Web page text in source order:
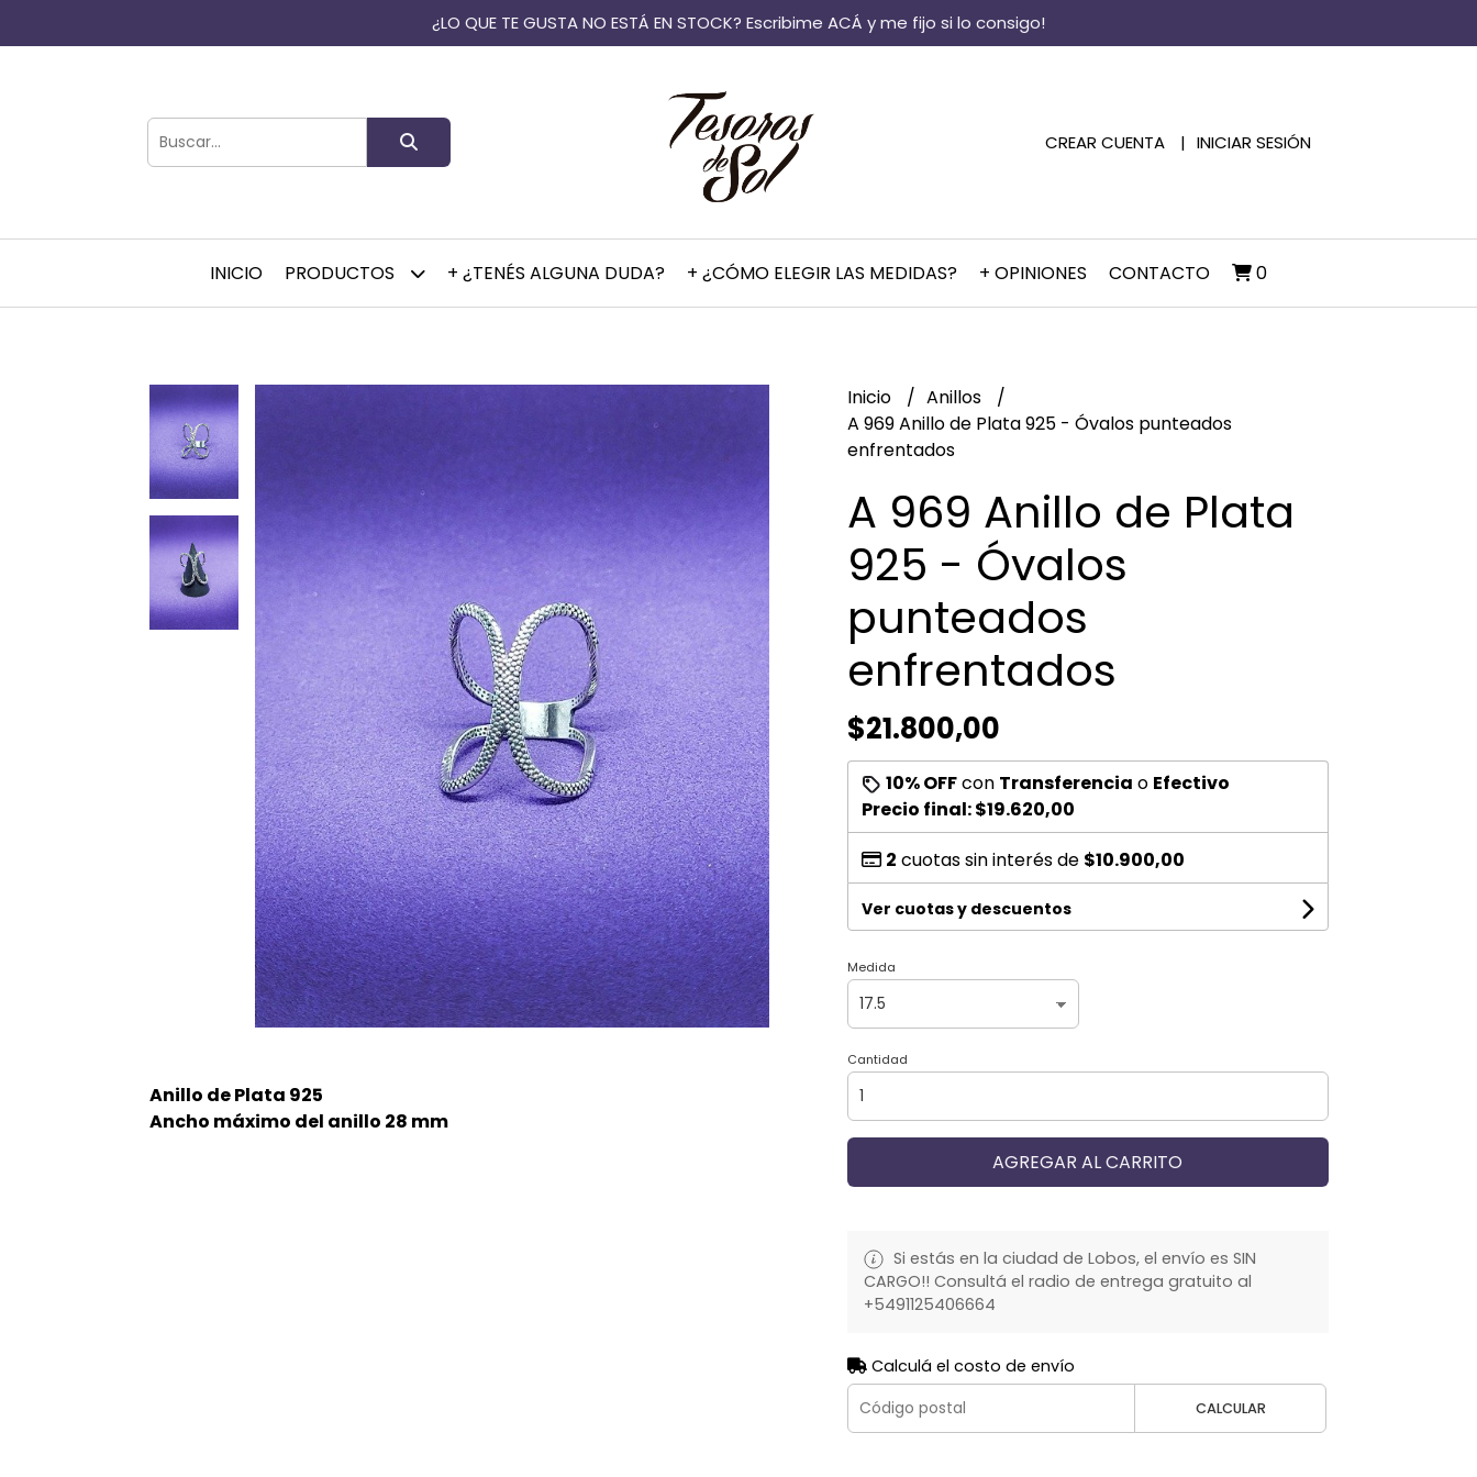
¿LO QUE TE GUSTA NO ESTÁ EN STOCK? Escribime ACÁ y me fijo si lo consigo!
CREAR CUENTA INICIAR SESIÓN
INICIO PRODUCTOS + ¿TENÉS ALGUNA DUDA? + ¿CÓMO ELEGIR LAS MEDIDAS? + OPINIONES CONTACTO 0
Anillo de Plata 925
Ancho máximo del anillo 28 mm
Inicio
Anillos
A 969 Anillo de Plata 925 - Óvalos punteados
enfrentados
A 969 Anillo de Plata
925 - Óvalos
punteados
enfrentados
$21.800,00
10% OFFcon Transferencia o Efectivo
Precio final:$19.620,00
2 cuotas sin interés de $10.900,00
Ver cuotas y descuentos
Medida
Cantidad
AGREGAR AL CARRITO
Si estás en la ciudad de Lobos, el envío es SIN
CARGO!! Consultá el radio de entrega gratuito al
+5491125406664
Calculá el costo de envío
CALCULAR